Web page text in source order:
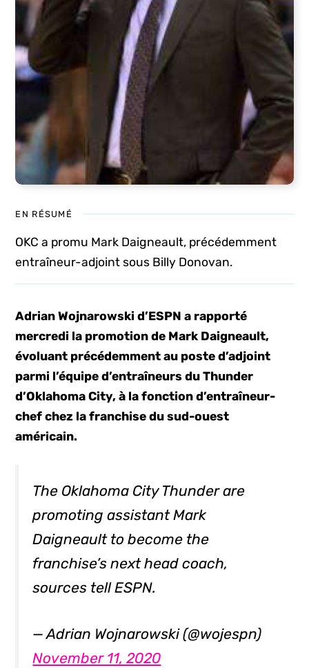
EN RÉSUMÉ
OKC a promu Mark Daigneault, précédemment
entraîneur-adjoint sous Billy Donovan.
Adrian Wojnarowski d’ESPN a rapporté
mercredi la promotion de Mark Daigneault,
évoluant précédemment au poste d’adjoint
parmi l’équipe d’entraîneurs du Thunder
d’Oklahoma City, à la fonction d’entraîneur-
chef chez la franchise du sud-ouest
américain.
The Oklahoma City Thunder are
promoting assistant Mark
Daigneault to become the
franchise’s next head coach,
sources tell ESPN.
— Adrian Wojnarowski (@wojespn)
November 11, 2020